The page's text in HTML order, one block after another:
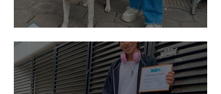
Vaquita